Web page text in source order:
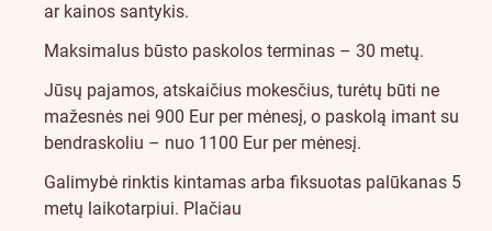
ar kainos santykis.
Maksimalus būsto paskolos terminas – 30 metų.
Jūsų pajamos, atskaičius mokesčius, turėtų būti ne
mažesnės nei 900 Eur per mėnesį, o paskolą imant su
bendraskoliu – nuo 1100 Eur per mėnesį.
Galimybė rinktis kintamas arba fiksuotas palūkanas 5
metų laikotarpiui. Plačiau